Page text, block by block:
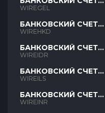
GEL
WIREGEL
БАНКОВСКИЙ СЧЕТ
HKD
WIREHKD
БАНКОВСКИЙ СЧЕТ
IDR
WIREIDR
БАНКОВСКИЙ СЧЕТ
ILS
WIREILS
БАНКОВСКИЙ СЧЕТ
INR
WIREINR